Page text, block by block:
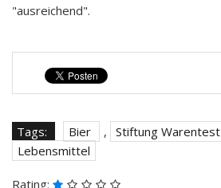
"ausreichend".
Tags: Bier , Stiftung Warentest
Lebensmittel
Rating: